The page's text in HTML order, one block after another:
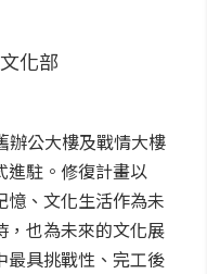
辦公大樓及戰情大樓
進駐。修復計畫以
憶、文化生活作為未
，也為未來的文化展
最具挑戰性、完工後